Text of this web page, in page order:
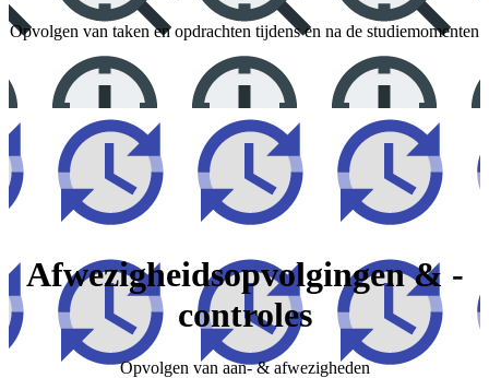
Opvolgen van taken en opdrachten tijdens en na de studiemomenten
Afwezigheidsopvolgingen & -
controles
Opvolgen van aan- & afwezigheden